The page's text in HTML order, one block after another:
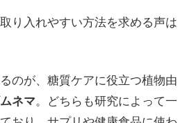
り入れやすい方法を求める声は
のが、糖質ケアに役立つ植物由
ネマ。どちらも研究によって一